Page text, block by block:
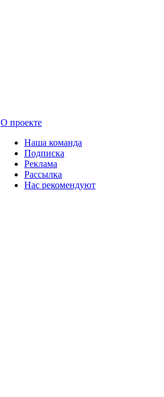
О проекте
Наша команда
Подписка
Реклама
Рассылка
Нас рекомендуют